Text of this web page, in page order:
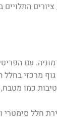
התלויים
עם
מרכזי בחלל
כמו
חלל